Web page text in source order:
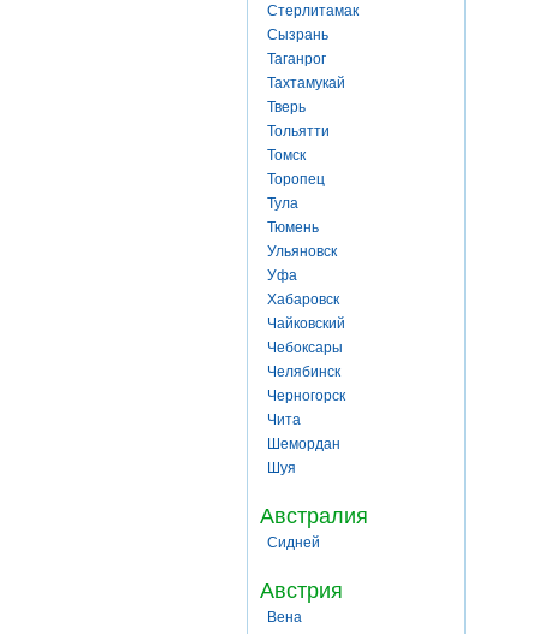
Стерлитамак
Сызрань
Таганрог
Тахтамукай
Тверь
Тольятти
Томск
Торопец
Тула
Тюмень
Ульяновск
Уфа
Хабаровск
Чайковский
Чебоксары
Челябинск
Черногорск
Чита
Шемордан
Шуя
Австралия
Сидней
Австрия
Вена